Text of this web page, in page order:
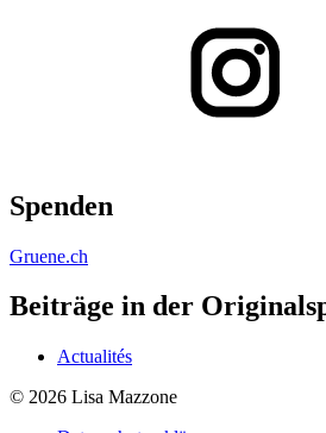
Spenden
Gruene.ch
Beiträge in der
Actualités
© 2026 Lisa Mazzone